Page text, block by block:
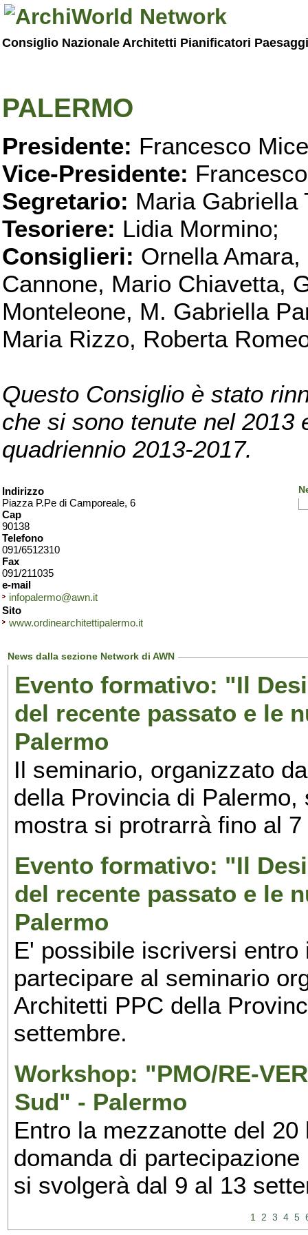
Consiglio Nazionale Architetti Pianificatori
PALERMO
Presidente: Francesco
Vice-Presidente:
Segretario: Maria Gabriella
Tesoriere: Lidia Mormino;
Consiglieri: Ornella
Cannone, Mario Chiavetta,
Monteleone, M. Gabriella
Maria Rizzo, Roberta
Questo Consiglio è stato
che si sono tenute nel 2013
quadriennio 2013-2017.
Indirizzo
Piazza P.Pe di Camporeale, 6
Cap
90138
Telefono
091/6512310
Fax
091/211035
e-mail
infopalermo@awn.it
Sito
www.ordinearchitettipalermo.it
News dalla sezione Network di AWN
Evento formativo: "Il
del recente passato e le
Palermo
Il seminario, organizzato
della Provincia di
mostra si protrarrà fino al
Evento formativo: "Il
del recente passato e le
Palermo
E' possibile iscriversi
partecipare al seminario
Architetti PPC della
settembre.
Workshop: "PMO/RE-
Sud" - Palermo
Entro la mezzanotte del
domanda di
si svolgerà dal 9 al 13
1 2 3 4 5